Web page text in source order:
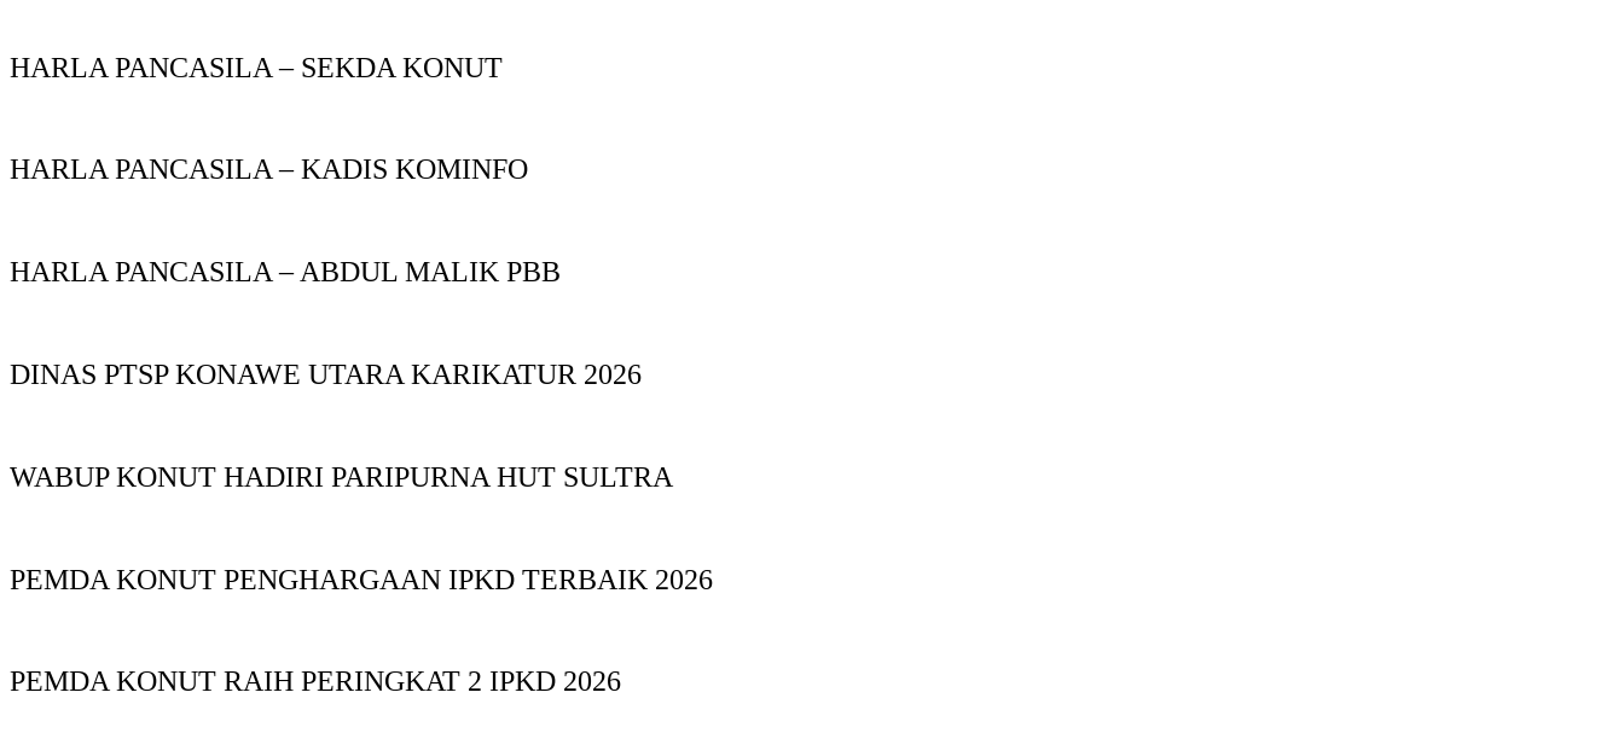
HARLA PANCASILA – SEKDA KONUT
HARLA PANCASILA – KADIS KOMINFO
HARLA PANCASILA – ABDUL MALIK PBB
DINAS PTSP KONAWE UTARA KARIKATUR 2026
WABUP KONUT HADIRI PARIPURNA HUT SULTRA
PEMDA KONUT PENGHARGAAN IPKD TERBAIK 2026
PEMDA KONUT RAIH PERINGKAT 2 IPKD 2026